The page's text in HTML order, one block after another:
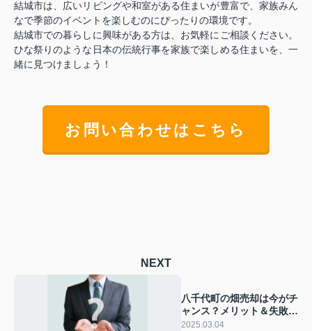
結城市は、広いリビングや和室がある住まいが豊富で、家族みん
なで季節のイベントを楽しむのにぴったりの環境です。
結城市での暮らしに興味がある方は、お気軽にご相談ください。
ひな祭りのような日本の伝統行事を家族で楽しめる住まいを、一
緒に見つけましょう！
お問い合わせはこちら
NEXT
八千代町の畑売却は今がチ
ャンス？メリット＆失敗し
ないコツを紹介！
2025.03.04